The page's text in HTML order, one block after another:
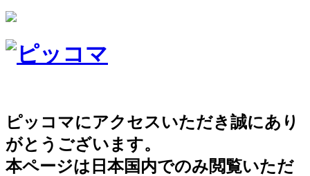
ピッコマにアクセスいただき誠にあり
がとうございます。
本ページは日本国内でのみ閲覧いただ